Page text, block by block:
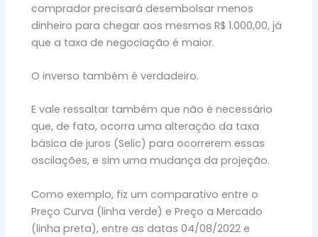
comprador precisará desembolsar menos
dinheiro para chegar aos mesmos R$ 1.000,00, já
que a taxa de negociação é maior.
O inverso também é verdadeiro.
E vale ressaltar também que não é necessário
que, de fato, ocorra uma alteração da taxa
básica de juros (Selic) para ocorrerem essas
oscilações, e sim uma mudança da projeção.
Como exemplo, fiz um comparativo entre o
Preço Curva (linha verde) e Preço a Mercado
(linha preta), entre as datas 04/08/2022 e